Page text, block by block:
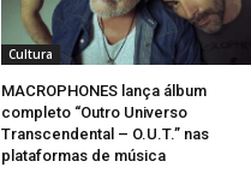
Cultura
MACROPHONES lança álbum
completo “Outro Universo
Transcendental – O.U.T.” nas
plataformas de música